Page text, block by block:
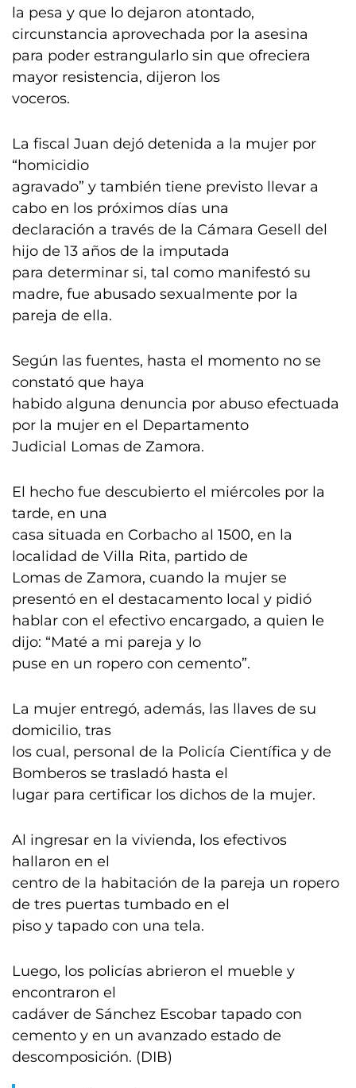
la pesa y que lo dejaron atontado,
circunstancia aprovechada por la asesina
para poder estrangularlo sin que ofreciera
mayor resistencia, dijeron los
voceros.
La fiscal Juan dejó detenida a la mujer por
“homicidio
agravado” y también tiene previsto llevar a
cabo en los próximos días una
declaración a través de la Cámara Gesell del
hijo de 13 años de la imputada
para determinar si, tal como manifestó su
madre, fue abusado sexualmente por la
pareja de ella.
Según las fuentes, hasta el momento no se
constató que haya
habido alguna denuncia por abuso efectuada
por la mujer en el Departamento
Judicial Lomas de Zamora.
El hecho fue descubierto el miércoles por la
tarde, en una
casa situada en Corbacho al 1500, en la
localidad de Villa Rita, partido de
Lomas de Zamora, cuando la mujer se
presentó en el destacamento local y pidió
hablar con el efectivo encargado, a quien le
dijo: “Maté a mi pareja y lo
puse en un ropero con cemento”.
La mujer entregó, además, las llaves de su
domicilio, tras
los cual, personal de la Policía Científica y de
Bomberos se trasladó hasta el
lugar para certificar los dichos de la mujer.
Al ingresar en la vivienda, los efectivos
hallaron en el
centro de la habitación de la pareja un ropero
de tres puertas tumbado en el
piso y tapado con una tela.
Luego, los policías abrieron el mueble y
encontraron el
cadáver de Sánchez Escobar tapado con
cemento y en un avanzado estado de
descomposición. (DIB)